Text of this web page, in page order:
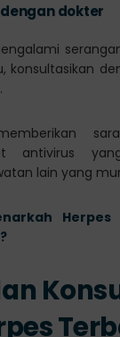
dokter
konsultasikan
antivirus
lain yang